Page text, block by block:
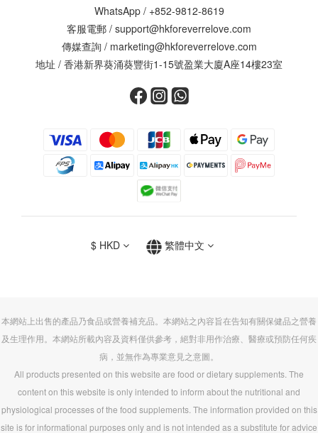
WhatsApp / +852-9812-8619
客服電郵 / support@hkforeverrelove.com
傳媒查詢 / marketing@hkforeverrelove.com
地址 / 香港新界葵涌葵豐街1-15號盈業大廈A座14樓23室
$ HKD 繁體中文
本網站上出售的產品乃食品或營養補充品。本網站之內容旨在告知有關保健品之營養
及生理作用。本網站所載內容及資料僅供參考，絕對非用作治療、醫療或預防任何疾
病，並無作為專業意見之意圖。
All products presented on this website are food or dietary supplements. The
content on this website is only intended to inform about the nutritional and
physiological processes of the food supplements. The information provided on this
site is for informational purposes only and is not intended as a substitute for advice